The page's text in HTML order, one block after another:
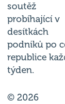
soutěž
probíhající v
desítkách
podniků po
republice
týden.
© 2026